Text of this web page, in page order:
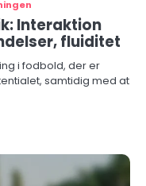
Interaktion
fluiditet
i fodbold, der er
samtidig med at